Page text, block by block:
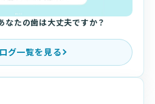
なたの歯は大丈夫ですか？
グ一覧を見る